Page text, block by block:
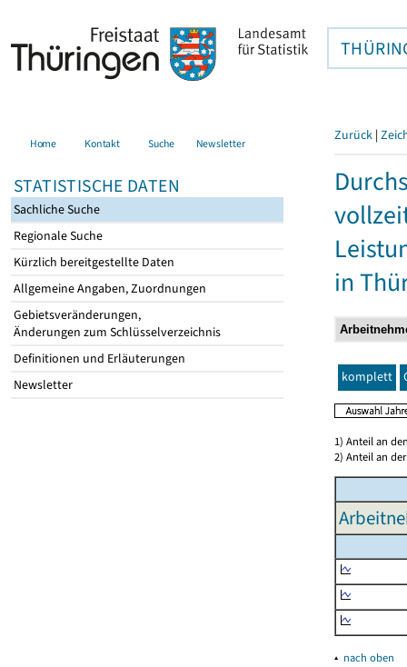
Home Kontakt Suche Newsletter
STATISTISCHE DATEN
Sachliche Suche
Regionale Suche
Kürzlich bereitgestellte Daten
Allgemeine Angaben, Zuordnungen
Gebietsveränderungen,
Änderungen zum Schlüsselverzeichnis
Definitionen und Erläuterungen
Newsletter
Zurück |
in
komplett
1) Anteil an
2) Anteil an
▴ nach oben